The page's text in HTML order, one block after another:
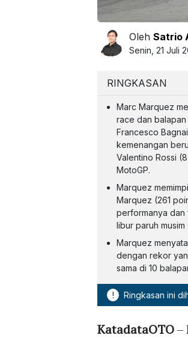
OlehSatrio
Senin, 21 Juli
RINGKASAN
Marc Marquez
race dan
Francesco
kemenangan
Valentino Rossi
MotoGP.
Marquez
Marquez (261
performanya dan
libur paruh
Marquez
dengan rekor
sama di 10
! Ringkasan ini
KatadataOTO–